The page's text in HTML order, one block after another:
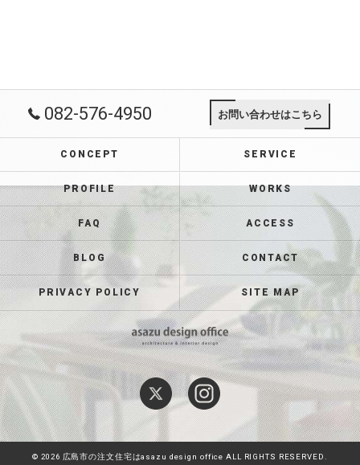
082-576-4950 お問い合わせはこちら
CONCEPT SERVICE
PROFILE WORKS
FAQ ACCESS
BLOG CONTACT
PRIVACY POLICY SITE MAP
© 2026 広島市の注文住宅はasazu design office ALL RIGHTS RESERVED.